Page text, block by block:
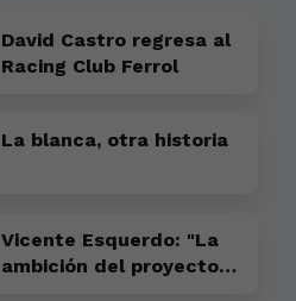
David Castro regresa al
Racing Club Ferrol
La blanca, otra historia
Vicente Esquerdo: "La
ambición del proyecto